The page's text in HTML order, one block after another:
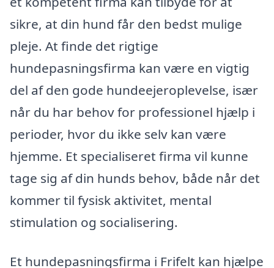
sikre, at din hund får den bedst mulige
pleje. At finde det rigtige
hundepasningsfirma kan være en vigtig
del af den gode hundeejeroplevelse, især
når du har behov for professionel hjælp i
perioder, hvor du ikke selv kan være
hjemme. Et specialiseret firma vil kunne
tage sig af din hunds behov, både når det
kommer til fysisk aktivitet, mental
stimulation og socialisering.
Et hundepasningsfirma i Frifelt kan hjælpe